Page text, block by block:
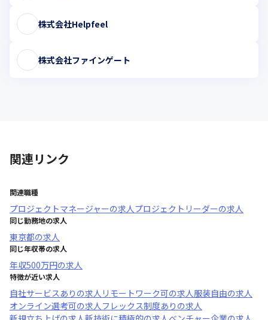
株式会社Helpfeel
株式会社ファインゲート
関連リンク
関連職種
プロジェクトマネージャーの求人プロジェクトリーダーの求人
同じ勤務地の求人
東京都の求人
同じ年収帯の求人
年収500万円の求人
特徴が近い求人
自社サービスあり の求人 リモートワーク可の求人服装自由の求人
オンライン選考可の求人フレックス制度あり の求人